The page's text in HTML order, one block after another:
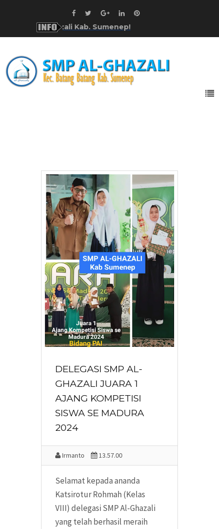
di SMP Al-Ghazali Kab. Sumenep!
DELEGASI SMP AL-
GHAZALI JUARA 1
AJANG KOMPETISI
SISWA SE MADURA
2024
Irmanto 13.57.00
Selamat kepada ananda
Katsirotur Rohmah (Kelas
VIII) delegasi SMP Al-Ghazali
yang telah berhasil meraih